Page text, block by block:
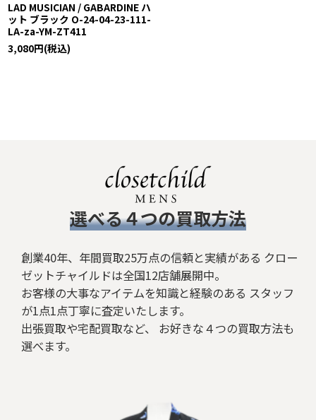
LAD MUSICIAN / GABARDINE ハ
ット ブラック O-24-04-23-111-
LA-za-YM-ZT411
3,080円(税込)
​選べる４つの買取方法
創業40年、年間買取25万点の信頼と実績がある クロー
ゼットチャイルドは全国12店舗展開中。
お客様の大事なアイテムを知識と経験のある スタッフ
が1点1点丁寧に査定いたします。
出張買取や宅配買取など、 お好きな４つの買取方法も
選べます。